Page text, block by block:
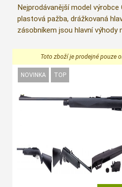
Nejprodávanější model
plastová pažba, drážkovaná
zásobníkem jsou hlavní výhody
Toto zboží je prodejné pouze